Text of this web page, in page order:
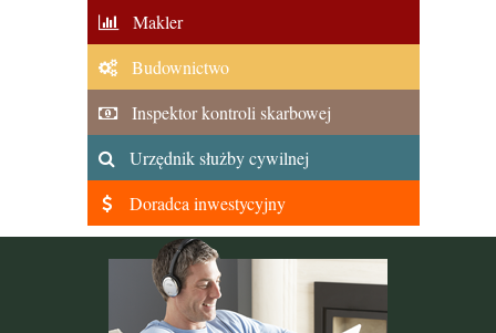
Makler
Budownictwo
Inspektor kontroli skarbowej
Urzędnik służby cywilnej
Doradca inwestycyjny